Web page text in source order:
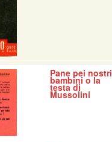
Pane pei nostri
bambini o la
testa di
Mussolini